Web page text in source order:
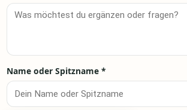
Name oder Spitzname *